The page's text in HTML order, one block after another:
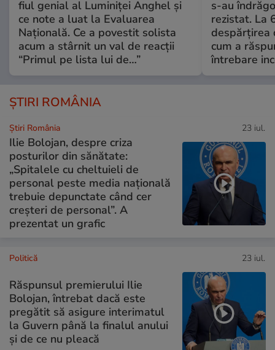
fiul genial al Luminiței Anghel și
ce note a luat la Evaluarea
Națională. Ce a povestit solista
acum a stârnit un val de reacții
“Primul pe lista lui de…”
s-au
rezistat. La
despărțirea
cum a
întrebare
ȘTIRI ROMÂNIA
Știri România 23 iul.
Ilie Bolojan, despre criza
posturilor din sănătate:
„Spitalele cu cheltuieli de
personal peste media națională
trebuie depunctate când cer
creșteri de personal”. A
prezentat un grafic
Politică 23 iul.
Răspunsul premierului Ilie
Bolojan, întrebat dacă este
pregătit să asigure interimatul
la Guvern până la finalul anului
și de ce nu pleacă